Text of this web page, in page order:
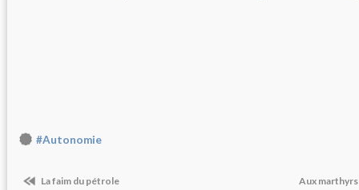
#Autonomie
La faim du pétrole Aux